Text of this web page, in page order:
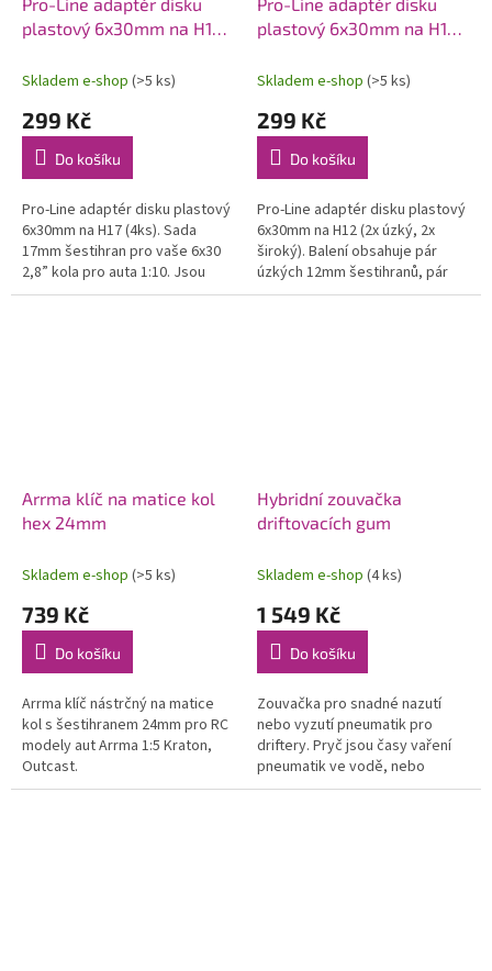
plastový 6x30mm na H17
Skladem e-shop (>5 ks)
299 Kč
Do košíku
Pro-Line adaptér disku plastový
6x30mm na H17 (4ks). Sada
17mm šestihran pro vaše 6x30
2,8” kola pro auta 1:10. Jsou
vyrobeny z vysoce pevného a
plastový 6x30mm na H12
Skladem e-shop (>5 ks)
299 Kč
Do košíku
Pro-Line adaptér disku plastový
6x30mm na H12 (2x úzký, 2x
široký). Balení obsahuje pár
úzkých 12mm šestihranů, pár
širokých 12mm šestihranů pro
Arrma klíč na matice kol
hex 24mm
Skladem e-shop (>5 ks)
739 Kč
Do košíku
Arrma klíč nástrčný na matice
kol s šestihranem 24mm pro RC
modely aut Arrma 1:5 Kraton,
Outcast.
Hybridní zouvačka
driftovacích gum
Skladem e-shop (4 ks)
1 549 Kč
Do košíku
Zouvačka pro snadné nazutí
nebo vyzutí pneumatik pro
driftery. Pryč jsou časy vaření
pneumatik ve vodě, nebo
zraňování rukou